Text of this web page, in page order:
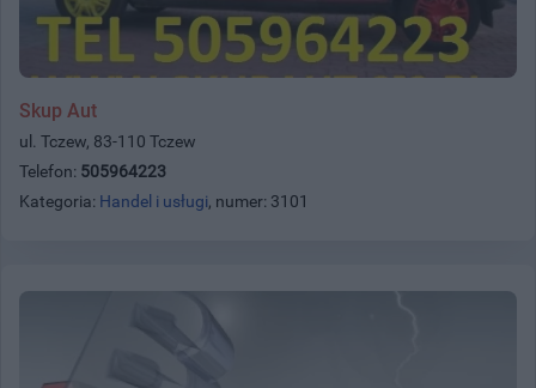
Skup Aut
ul. Tczew, 83-110 Tczew
Telefon: 505964223
Kategoria: Handel i usługi, numer: 3101